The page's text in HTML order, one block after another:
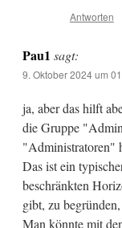
Antworten
Pau1 sagt:
9. Oktober 2024 um
ja, aber das hilft
die Gruppe
"Administratoren"
Das ist ein
beschränkten
gibt, zu
Man könnte mit